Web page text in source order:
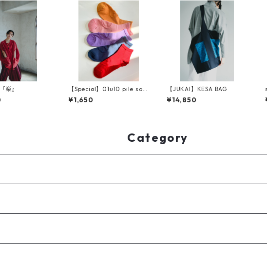
楽』
【Special】01u10 pile soc
ks
¥1,650
【JUKAI】KESA BAG
¥14,850
Category